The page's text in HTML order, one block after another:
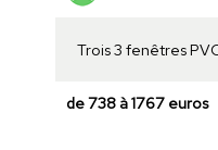
Trois 3 fenêtres
de 738 à 1767 euros